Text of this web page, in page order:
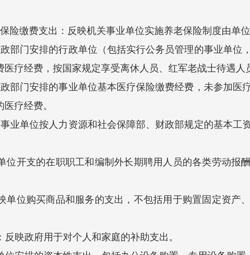
缴费支出：反映机关事业单位实施养老保险制度由单位
门安排的行政单位（包括实行公务员管理的事业单位
疗经费，按国家规定享受离休人员、红军老战士待遇人
门安排的事业单位基本医疗保险缴费经费，未参加医
疗经费。
单位按人力资源和社会保障部、财政部规定的基本工
开支的在职职工和编制外长期聘用人员的各类劳动报
位购买商品和服务的支出，不包括用于购置固定资产
政府用于对个人和家庭的补助支出。